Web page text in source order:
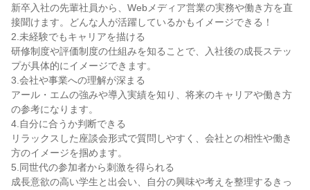
新卒入社の先輩社員から、Webメディア営業の実務や働き方を直
接聞けます。どんな人が活躍しているかもイメージできる！
2.未経験でもキャリアを描ける
研修制度や評価制度の仕組みを知ることで、入社後の成長ステッ
プが具体的にイメージできます。
3.会社や事業への理解が深まる
アール・エムの強みや導入実績を知り、将来のキャリアや働き方
の参考になります。
4.自分に合うか判断できる
リラックスした座談会形式で質問しやすく、会社との相性や働き
方のイメージを掴めます。
5.同世代の参加者から刺激を得られる
成長意欲の高い学生と出会い、自分の興味や考えを整理するきっ